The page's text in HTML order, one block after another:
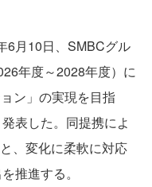
6月10日、SMBCグル
年度～2028年度）に
ン」の実現を目指
表した。同提携によ
、変化に柔軟に対応
推進する。